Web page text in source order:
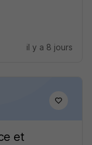
il y a 8 jours
et